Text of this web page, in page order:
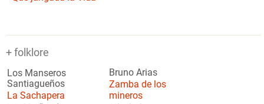
+ folklore
Los Manseros
Santiagueños
La Sachapera
Bruno Arias
Zamba de los
mineros